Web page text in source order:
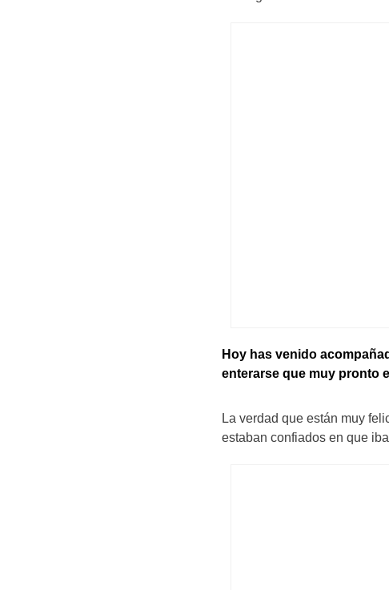
Hoy has venido
enterarse que muy pronto
La verdad que están muy
estaban confiados en que